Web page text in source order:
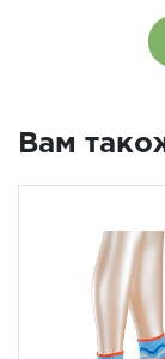
Вам